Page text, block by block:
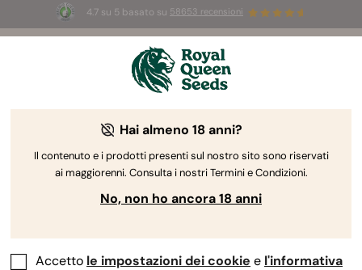
4.7 su 5 basato su 58653 recensioni
⏳2x1-Offerta limitata
2d 17h 47m 45s
The RQS Blog
Hai almeno 18 anni?
Il contenuto e i prodotti presenti sul nostro sito sono riservati
ai maggiorenni. Consulta i nostri Termini e Condizioni.
No, non ho ancora 18 anni
Accetto le impostazioni dei cookie e l'informativa